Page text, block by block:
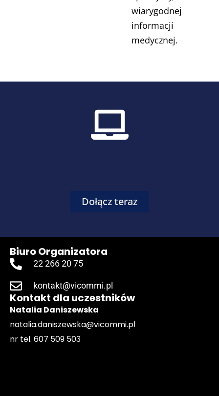
wiarygodnej
informacji
medycznej.
Dołącz teraz
Biuro Organizatora
22 266 20 75
kontakt@vicommi.pl
Kontakt dla uczestników​
Natalia Daniszewska
natalia.daniszewska@vicommi.pl
nr tel. 607 509 503